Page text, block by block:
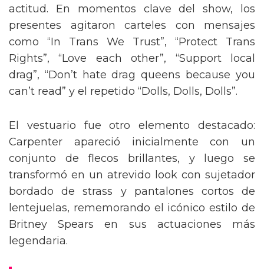
actitud. En momentos clave del show, los
presentes agitaron carteles con mensajes
como “In Trans We Trust”, “Protect Trans
Rights”, “Love each other”, “Support local
drag”, “Don’t hate drag queens because you
can’t read” y el repetido “Dolls, Dolls, Dolls”.
El vestuario fue otro elemento destacado:
Carpenter apareció inicialmente con un
conjunto de flecos brillantes, y luego se
transformó en un atrevido look con sujetador
bordado de strass y pantalones cortos de
lentejuelas, rememorando el icónico estilo de
Britney Spears en sus actuaciones más
legendaria.